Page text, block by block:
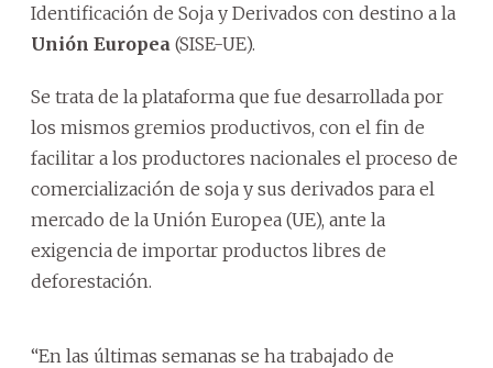
Identificación de Soja y Derivados con destino a la
Unión Europea (SISE-UE).
Se trata de la plataforma que fue desarrollada por
los mismos gremios productivos, con el fin de
facilitar a los productores nacionales el proceso de
comercialización de soja y sus derivados para el
mercado de la Unión Europea (UE), ante la
exigencia de importar productos libres de
deforestación.
“En las últimas semanas se ha trabajado de